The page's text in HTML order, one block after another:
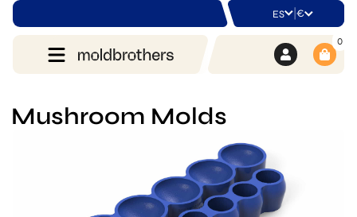
ES | €
0
Mushroom Molds